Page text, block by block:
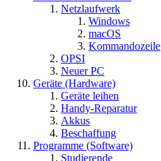
Netzlaufwerk
Windows
macOS
Kommandozeile
OPSI
Neuer PC
Geräte (Hardware)
Geräte leihen
Handy-Reparatur
Akkus
Beschaffung
Programme (Software)
Studierende